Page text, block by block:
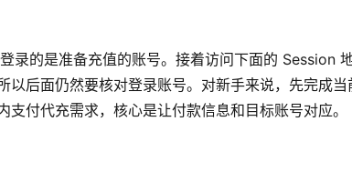
录的是准备充值的账号。接着访问下面的 Session
后面仍然要核对登录账号。对新手来说，先完成当
付代充需求，核心是让付款信息和目标账号对应。